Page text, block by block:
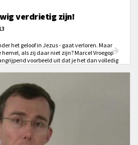
verdrietig zijn!
het geloof in Jezus - gaat verloren. Maar
als zij daar niet zijn? Marcel Vroegop
voorbeeld uit dat je het dan volledig